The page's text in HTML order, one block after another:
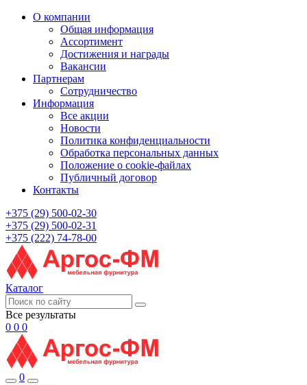
О компании
Общая информация
Ассортимент
Достижения и награды
Вакансии
Партнерам
Сотрудничество
Информация
Все акции
Новости
Политика конфиденциальности
Обработка персональных данных
Положение о cookie-файлах
Публичный договор
Контакты
+375 (29) 500-02-30
+375 (29) 500-02-31
+375 (222) 74-78-00
Каталог
Все результаты
0 0 0
0